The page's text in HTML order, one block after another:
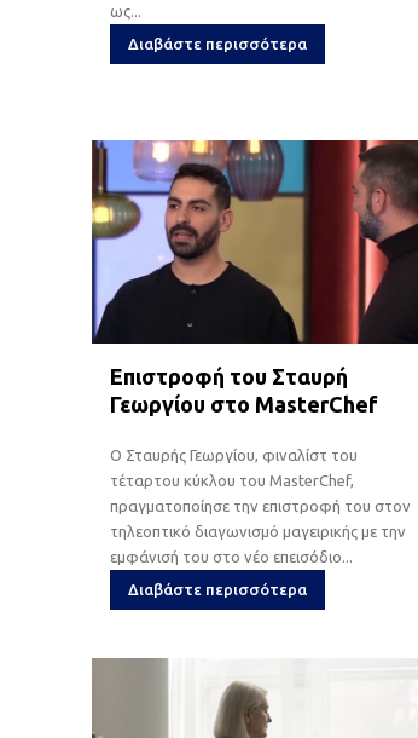
ως...
Διαβάστε περισσότερα
Επιστροφή του Σταυρή
Γεωργίου στο MasterChef
Ο Σταυρής Γεωργίου, φιναλίστ του
τέταρτου κύκλου του MasterChef,
πραγματοποίησε την επιστροφή του στον
τηλεοπτικό διαγωνισμό μαγειρικής με την
εμφάνισή του στο νέο επεισόδιο...
Διαβάστε περισσότερα